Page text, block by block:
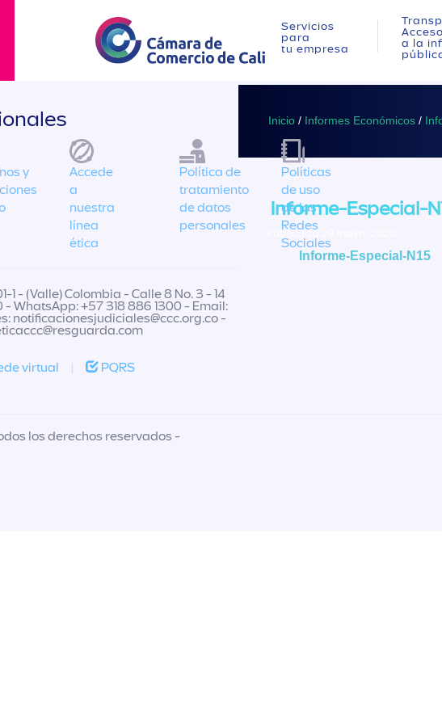
Servicios
para
tu empresa
Acceso
a la
Inicio / Informes Económicos /
Informe-Especial-
Publicado 29 mayo, 2020
Informe-Especial-N15
y
Accede
a
nuestra
línea
ética
Política de
tratamiento
de datos
personales
Políticas
de uso
de las
Redes
Sociales
- (Valle) Colombia - Calle 8 No. 3 - 14
WhatsApp: +57 318 886 1300 - Email:
notificacionesjudiciales@ccc.org.co-
virtual | PQRS
los derechos reservados -